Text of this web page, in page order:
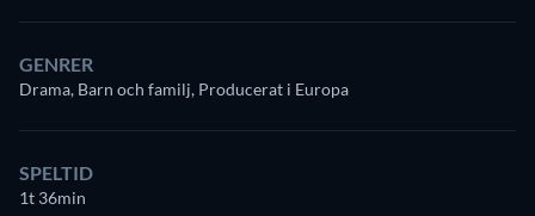
GENRER
Drama, Barn och familj, Producerat i Europa
SPELTID
1t 36min